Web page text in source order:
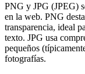
PNG y JPG (JPEG)
en la web. PNG
transparencia, ideal
texto. JPG usa
pequeños
fotografías.